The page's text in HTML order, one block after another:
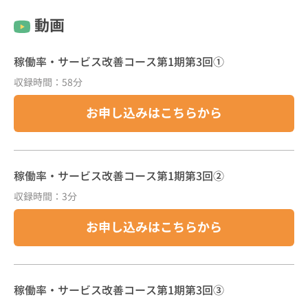
動画
稼働率・サービス改善コース第1期第3回①
収録時間：58分
お申し込みはこちらから
稼働率・サービス改善コース第1期第3回②
収録時間：3分
お申し込みはこちらから
稼働率・サービス改善コース第1期第3回③